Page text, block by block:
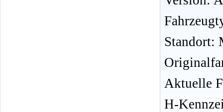
Standort:
Aktuelle
H-